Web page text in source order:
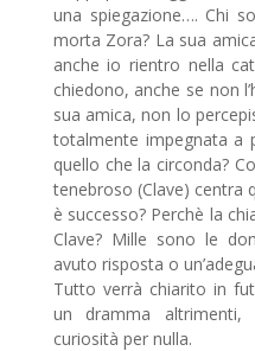
una spiegazione…. Chi
morta Zora? La sua
anche io rientro nella
chiedono, anche se non
sua amica, non lo
totalmente impegnata a
quello che la circonda?
tenebroso (Clave) centra
è successo? Perchè la
Clave? Mille sono le
avuto risposta o
Tutto verrà chiarito in
un dramma
curiosità per nulla.